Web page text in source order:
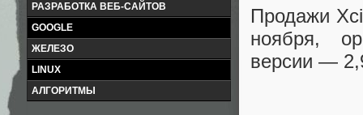
РАЗРАБОТКА ВЕБ-САЙТОВ
GOOGLE
ЖЕЛЕЗО
LINUX
АЛГОРИТМЫ
Продажи
ноября,
версии —